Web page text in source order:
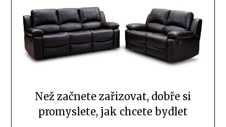
Než začnete zařizovat, dobře si
promyslete, jak chcete bydlet